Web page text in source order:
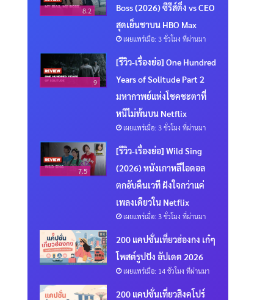
8.2
Boss (2026) ซีรีส์ติ่ง vs CEO
สุดเย็นชาบน HBO Max
เผยแพร่เมื่อ: 3 ชั่วโมง ที่ผ่านมา
9
[รีวิว-เรื่องย่อ] One Hundred
Years of Solitude Part 2
มหากาพย์แห่งโชคชะตาที่
หนีไม่พ้นบน Netflix
เผยแพร่เมื่อ: 3 ชั่วโมง ที่ผ่านมา
7.5
[รีวิว-เรื่องย่อ] Wild Sing
(2026) หนังเกาหลีไอดอล
ตกอับคืนเวที ฝังใจกว่าแค่
เพลงเดียวใน Netflix
เผยแพร่เมื่อ: 3 ชั่วโมง ที่ผ่านมา
200 แคปชั่นเที่ยวฮ่องกง เก๋ๆ
โพสต์รูปปัง อัปเดต 2026
เผยแพร่เมื่อ: 14 ชั่วโมง ที่ผ่านมา
200 แคปชั่นเที่ยวสิงคโปร์